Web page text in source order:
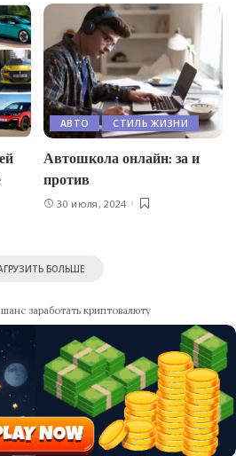
АВТО СТИЛЬ ЖИЗНИ
Автошкола онлайн: за и
против
30 июля, 2024
БОЛЬШЕ
заработать криптовалюту